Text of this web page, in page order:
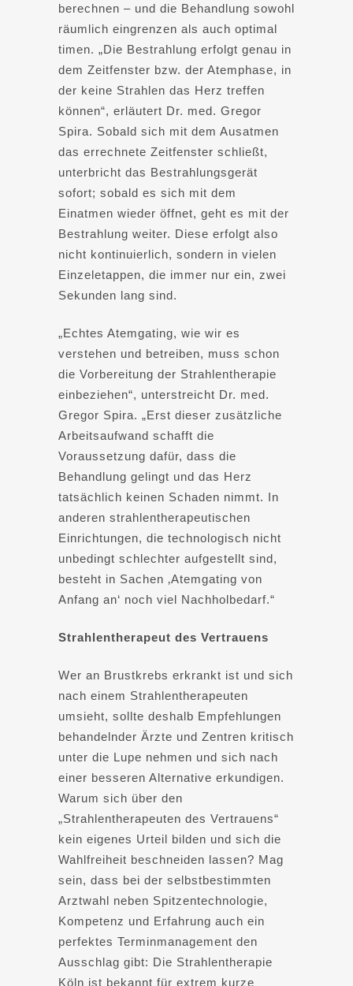
berechnen – und die Behandlung sowohl
räumlich eingrenzen als auch optimal
timen. „Die Bestrahlung erfolgt genau in
dem Zeitfenster bzw. der Atemphase, in
der keine Strahlen das Herz treffen
können“, erläutert Dr. med. Gregor
Spira. Sobald sich mit dem Ausatmen
das errechnete Zeitfenster schließt,
unterbricht das Bestrahlungsgerät
sofort; sobald es sich mit dem
Einatmen wieder öffnet, geht es mit der
Bestrahlung weiter. Diese erfolgt also
nicht kontinuierlich, sondern in vielen
Einzeletappen, die immer nur ein, zwei
Sekunden lang sind.
„Echtes Atemgating, wie wir es
verstehen und betreiben, muss schon
die Vorbereitung der Strahlentherapie
einbeziehen“, unterstreicht Dr. med.
Gregor Spira. „Erst dieser zusätzliche
Arbeitsaufwand schafft die
Voraussetzung dafür, dass die
Behandlung gelingt und das Herz
tatsächlich keinen Schaden nimmt. In
anderen strahlentherapeutischen
Einrichtungen, die technologisch nicht
unbedingt schlechter aufgestellt sind,
besteht in Sachen ‚Atemgating von
Anfang an‘ noch viel Nachholbedarf.“
Strahlentherapeut des Vertrauens
Wer an Brustkrebs erkrankt ist und sich
nach einem Strahlentherapeuten
umsieht, sollte deshalb Empfehlungen
behandelnder Ärzte und Zentren kritisch
unter die Lupe nehmen und sich nach
einer besseren Alternative erkundigen.
Warum sich über den
„Strahlentherapeuten des Vertrauens“
kein eigenes Urteil bilden und sich die
Wahlfreiheit beschneiden lassen? Mag
sein, dass bei der selbstbestimmten
Arztwahl neben Spitzentechnologie,
Kompetenz und Erfahrung auch ein
perfektes Terminmanagement den
Ausschlag gibt: Die Strahlentherapie
Köln ist bekannt für extrem kurze